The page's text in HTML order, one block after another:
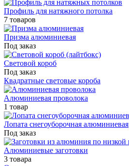
Профиль для натяжного потолка
7 товаров
Призма алюминиевая
Под заказ
Световой короб
Под заказ
Квадратные световые короба
Алюминиевая проволока
1 товар
Лопата снегоуборочная алюминиевая
Под заказ
Алюминиевые заготовки
3 товара